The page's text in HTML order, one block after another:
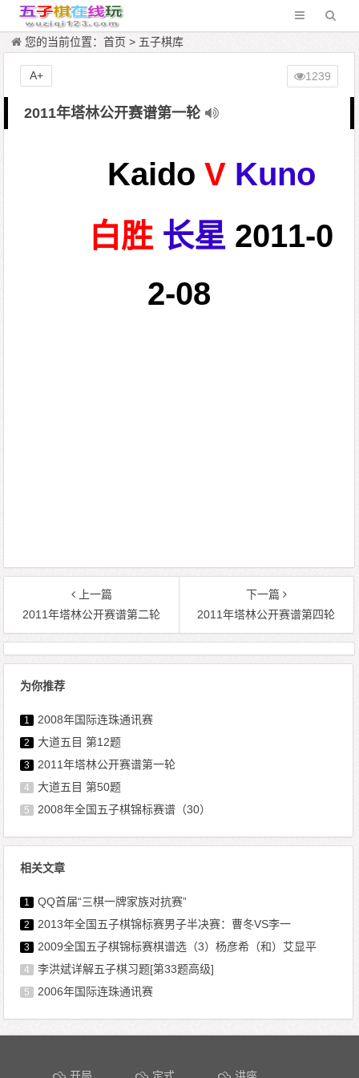
您的当前位置：首页 > 五子棋库
2011年塔林公开赛谱第一轮
Kaido V Kuno
白胜 长星 2011-0
2-08
1239
A+
上一篇
2011年塔林公开赛谱第二轮
下一篇
2011年塔林公开赛谱第四轮
为你推荐
1 2008年国际连珠通讯赛
2 大道五目 第12题
3 2011年塔林公开赛谱第一轮
4 大道五目 第50题
5 2008年全国五子棋锦标赛谱（30）
相关文章
1 QQ首届“三棋一牌家族对抗赛”
2 2013年全国五子棋锦标赛男子半决赛：曹冬VS李一
3 2009全国五子棋锦标赛棋谱选（3）杨彦希（和）艾显平
4 李洪斌详解五子棋习题[第33题高级]
5 2006年国际连珠通讯赛
文章导航